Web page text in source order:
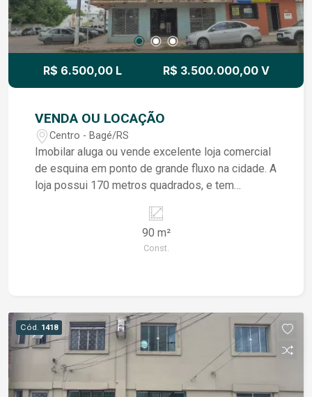
R$ 6.500,00 L R$ 3.500.000,00 V
VENDA OU LOCAÇÃO
Centro - Bagé/RS
Imobilar aluga ou vende excelente loja comercial
de esquina em ponto de grande fluxo na cidade. A
loja possui 170 metros quadrados, e tem
para quem deseja dar visibilidade ao seu
negócio. Ponto tradicional em nossa cidade.
Entre em contato com nossa equipe de vendas
90 m²
Const.
Cód. 1418